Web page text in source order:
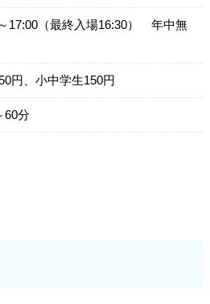
17:00（最終入場16:30） 年中無
円、小中学生150円
60分